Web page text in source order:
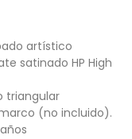
artístico
satinado HP High
triangular
(no incluido).